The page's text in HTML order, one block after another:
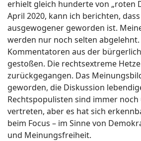
erhielt gleich hunderte von „roten
April 2020, kann ich berichten,
ausgewogener geworden ist.
werden nur noch selten
Kommentatoren aus der
gestoßen. Die rechtsextreme
zurückgegangen. Das
geworden, die Diskussion
Rechtspopulisten sind immer
vertreten, aber es hat sich
beim Focus – im Sinne von
und Meinungsfreiheit.